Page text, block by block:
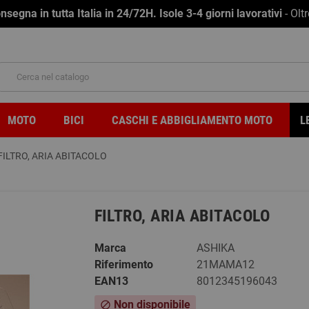
in tutta Italia in 24/72H. Isole 3-4 giorni lavorativi -
MOTO BICI CASCHI E ABBIGLIAMENTO MOTO
ARIA ABITACOLO
FILTRO, ARIA ABITACOLO
Marca
ASHIKA
Riferimento
21MAMA12
EAN13
8012345196043
block Non disponibile